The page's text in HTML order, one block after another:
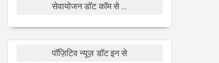
सेवायोजन डॉट कॉम से ...
पॉज़िटिव न्यूज़ डॉट इन से